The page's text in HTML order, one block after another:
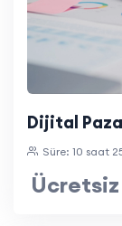
Dijital
Süre: 10 saat
Ücretsiz